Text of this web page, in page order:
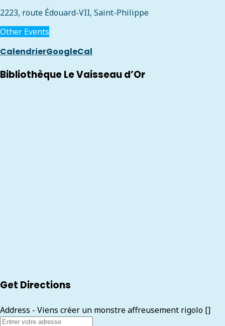
2223, route Édouard-VII, Saint-Philippe
Other Events
CalendrierGoogleCal
Bibliothèque Le Vaisseau d’Or
Get Directions
Address - Viens créer un monstre affreusement rigolo []